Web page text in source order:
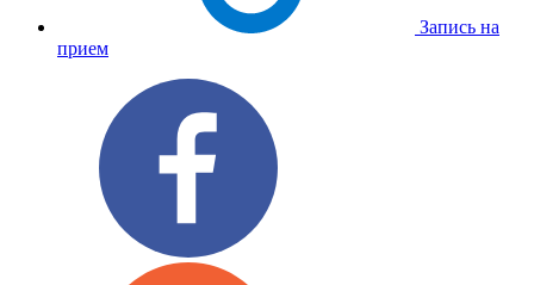
Запись на
прием